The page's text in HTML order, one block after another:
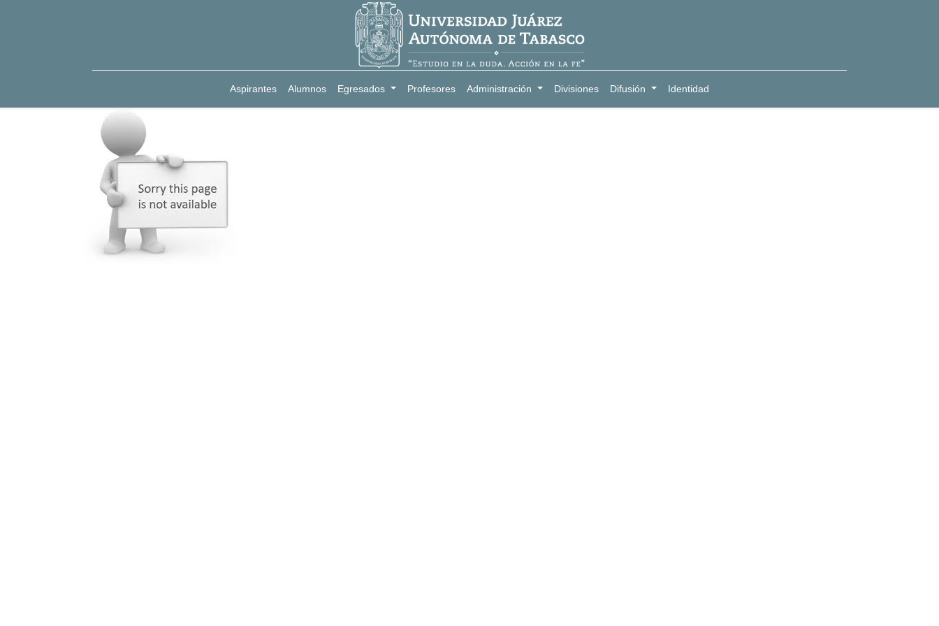
Aspirantes Alumnos Egresados Profesores Administración Divisiones Difusión Identidad